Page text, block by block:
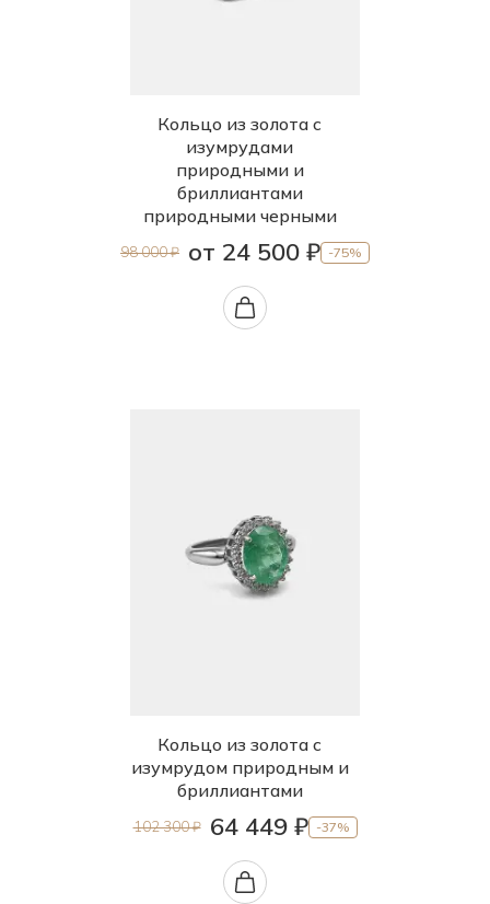
Кольцо из золота с
изумрудами
природными и
бриллиантами
природными черными
98 000 ₽ от 24 500 ₽ -75%
Кольцо из золота с
изумрудом природным и
бриллиантами
102 300 ₽ 64 449 ₽ -37%